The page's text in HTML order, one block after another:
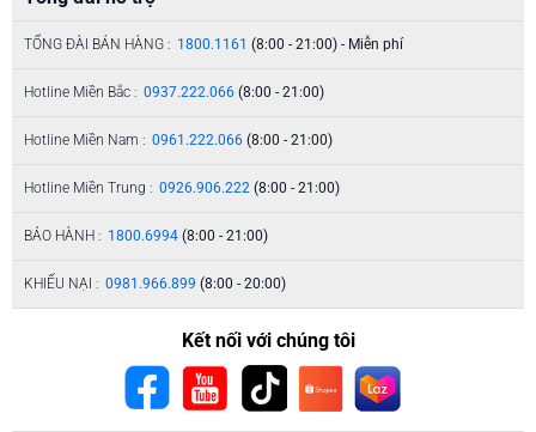
TỔNG ĐÀI BÁN HÀNG : 1800.1161 (8:00 - 21:00) - Miễn phí
Hotline Miền Bắc : 0937.222.066 (8:00 - 21:00)
Hotline Miền Nam : 0961.222.066 (8:00 - 21:00)
Hotline Miền Trung : 0926.906.222 (8:00 - 21:00)
BẢO HÀNH : 1800.6994 (8:00 - 21:00)
KHIẾU NẠI : 0981.966.899 (8:00 - 20:00)
Kết nối với chúng tôi